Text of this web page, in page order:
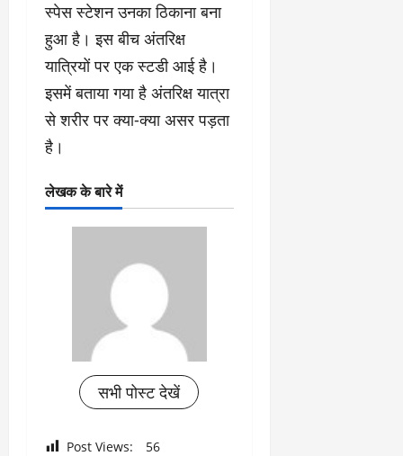
स्पेस स्टेशन उनका ठिकाना बना
हुआ है। इस बीच अंतरिक्ष
यात्रियों पर एक स्टडी आई है।
इसमें बताया गया है अंतरिक्ष यात्रा
से शरीर पर क्या-क्या असर पड़ता
है।
लेखक के बारे में
सभी पोस्ट देखें
Post Views: 56